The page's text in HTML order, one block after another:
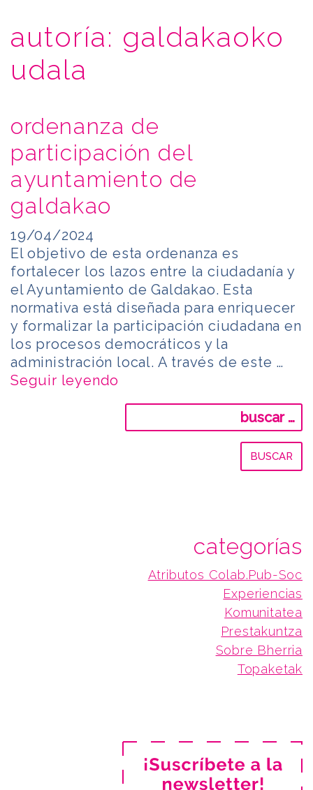
autoría: galdakaoko
udala
ordenanza de
participación del
ayuntamiento de
galdakao
19/04/2024
El objetivo de esta ordenanza es
fortalecer los lazos entre la ciudadanía y
el Ayuntamiento de Galdakao. Esta
normativa está diseñada para enriquecer
y formalizar la participación ciudadana en
los procesos democráticos y la
administración local. A través de este …
Seguir leyendo
categorías
Atributos Colab.Pub-Soc
Experiencias
Komunitatea
Prestakuntza
Sobre Bherria
Topaketak